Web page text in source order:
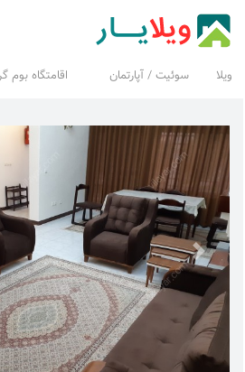
ویلا سوئیت / آپارتمان اقامتگاه بوم